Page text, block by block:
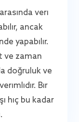
veri
ancak
yapabilir.
ve zaman
doğruluk ve
Bir
hiç bu kadar